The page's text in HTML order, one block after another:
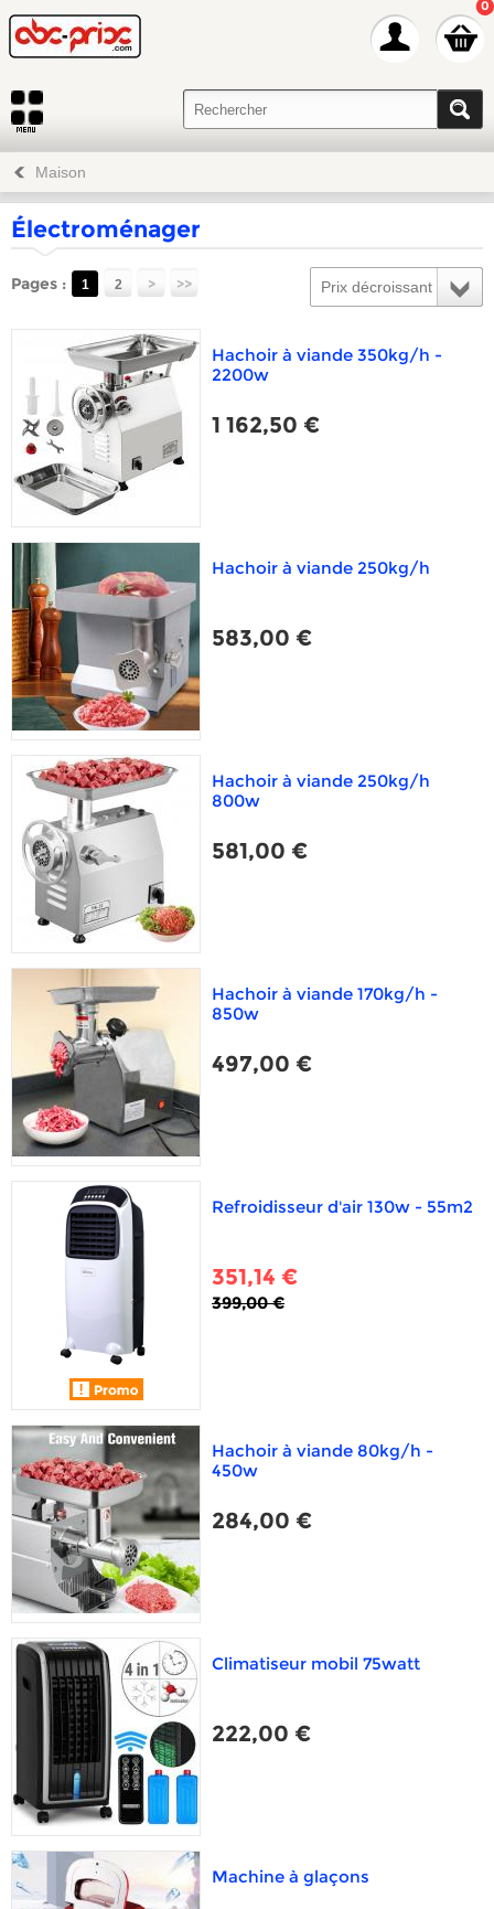
0
Maison
Électroménager
Prix décroissant
Pages : 1 2 > >>
Hachoir à viande 350kg/h -
2200w
1 162,50 €
Hachoir à viande 250kg/h
583,00 €
Hachoir à viande 250kg/h
800w
581,00 €
Hachoir à viande 170kg/h -
850w
497,00 €
Refroidisseur d'air 130w - 55m2
351,14 €
399,00 €
Hachoir à viande 80kg/h -
450w
284,00 €
Climatiseur mobil 75watt
222,00 €
Machine à glaçons